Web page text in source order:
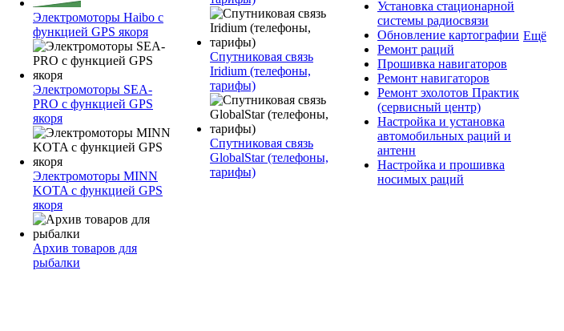
Электромоторы Haibo с
функцией GPS якоря
Электромоторы SEA-
PRO с функцией GPS
якоря
Электромоторы MINN
KOTA с функцией GPS
якоря
Архив товаров для
рыбалки
Спутниковая связь
Iridium (телефоны,
тарифы)
Спутниковая связь
GlobalStar (телефоны,
тарифы)
Установка стационарной
системы радиосвязи
Обновление картографии
Ремонт раций
Прошивка навигаторов
Ремонт навигаторов
Ремонт эхолотов Практик
(сервисный центр)
Настройка и установка
автомобильных раций и
антенн
Настройка и прошивка
носимых раций
Ещё